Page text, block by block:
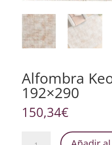
Alfombra
192×290
150,34€